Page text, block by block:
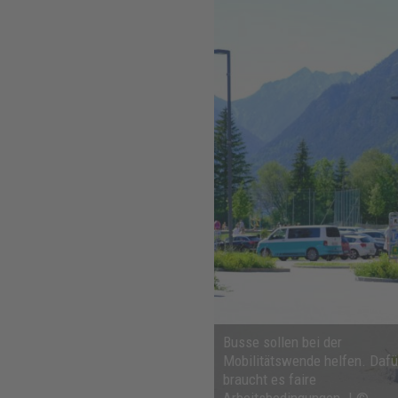
Busse sollen bei der
Mobilitätswende helfen.
braucht es faire